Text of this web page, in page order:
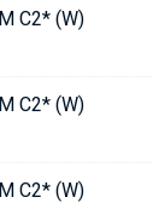
M C2* (W)
M C2* (W)
M C2* (W)